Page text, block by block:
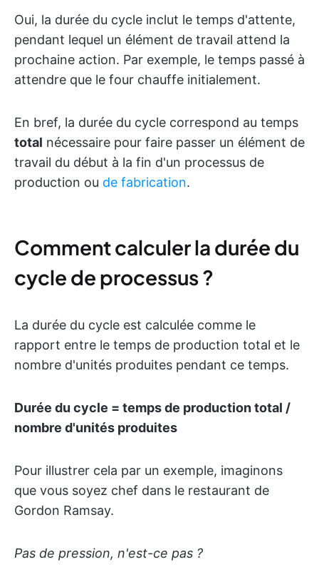
Oui, la durée du cycle inclut le temps d'attente,
pendant lequel un élément de travail attend la
prochaine action. Par exemple, le temps passé à
attendre que le four chauffe initialement.
En bref, la durée du cycle correspond au temps
total nécessaire pour faire passer un élément de
travail du début à la fin d'un processus de
production ou de fabrication.
Comment calculer la durée du
cycle de processus ?
La durée du cycle est calculée comme le
rapport entre le temps de production total et le
nombre d'unités produites pendant ce temps.
Durée du cycle = temps de production total /
nombre d'unités produites
Pour illustrer cela par un exemple, imaginons
que vous soyez chef dans le restaurant de
Gordon Ramsay.
Pas de pression, n'est-ce pas ?